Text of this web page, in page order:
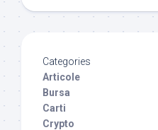
Categories
Articole
Bursa
Carti
Crypto